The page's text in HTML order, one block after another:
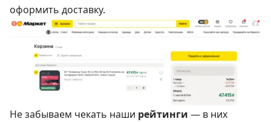
оформить доставку.
Не забываем чекать наши рейтинги — в них